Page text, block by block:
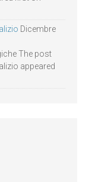
Dicembre
The post
appeared